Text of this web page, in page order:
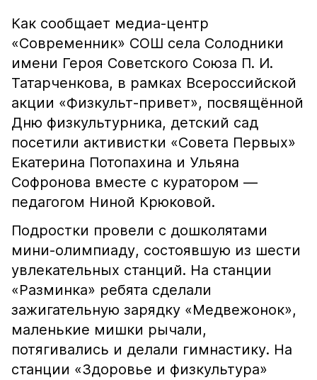
Как сообщает медиа-центр
«Современник» СОШ села Солодники
имени Героя Советского Союза П. И.
Татарченкова, в рамках Всероссийской
акции «Физкульт-привет», посвящённой
Дню физкультурника, детский сад
посетили активистки «Совета Первых»
Екатерина Потопахина и Ульяна
Софронова вместе с куратором —
педагогом Ниной Крюковой.
Подростки провели с дошколятами
мини-олимпиаду, состоявшую из шести
увлекательных станций. На станции
«Разминка» ребята сделали
зажигательную зарядку «Медвежонок»,
маленькие мишки рычали,
потягивались и делали гимнастику. На
станции «Здоровье и физкультура»